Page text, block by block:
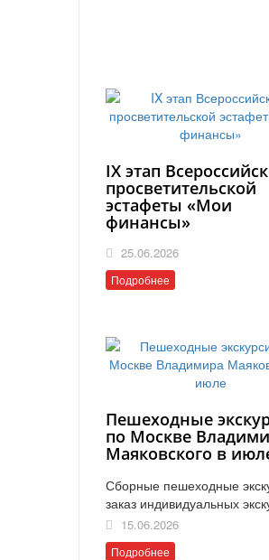
IX этап
просветительской
эстафеты «Мои
финансы»
25.06.2026
Подробнее
Пешеходные
по Москве
Маяковского в
Сборные пешеходные
заказ индивидуальных
15.06.2026
Подробнее